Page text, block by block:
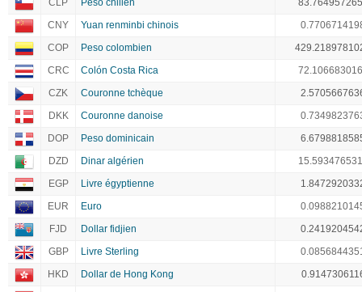
CLP
Peso chilien
CNY
Yuan renminbi chinois
COP
Peso colombien
CRC
Colón Costa Rica
CZK
Couronne tchèque
DKK
Couronne danoise
DOP
Peso dominicain
DZD
Dinar algérien
EGP
Livre égyptienne
EUR
Euro
FJD
Dollar fidjien
GBP
Livre Sterling
HKD
Dollar de Hong Kong